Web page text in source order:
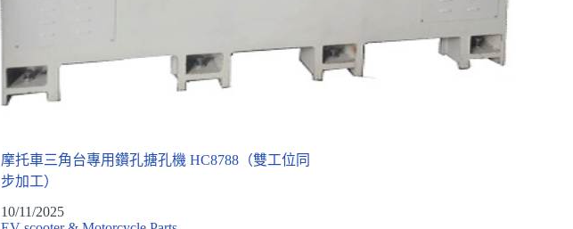
摩托車三角台專用鑽孔搪孔機 HC8788（雙工位同
步加工）
10/11/2025